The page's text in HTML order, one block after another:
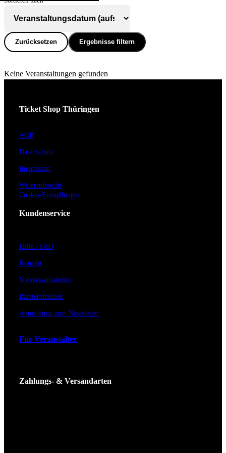
Zurücksetzen Ergebnisse filtern
Keine Veranstaltungen gefunden
Ticket Shop Thüringen
AGB
Datenschutz
Impressum
Widerrufsrecht
Cookie-Einstellungen
Kundenservice
Hilfe / FAQ
Kontakt
Vorverkaufsstellen
Barrierefreiheit
Anmeldung zum Newsletter
Für Veranstalter
Zahlungs- & Versandarten